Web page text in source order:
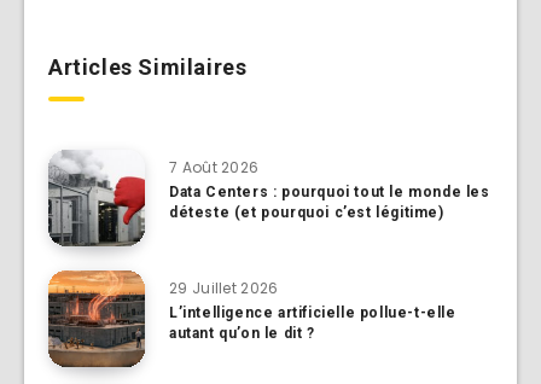
Articles Similaires
7 Août 2026
Data Centers : pourquoi tout le monde les
déteste (et pourquoi c’est légitime)
29 Juillet 2026
L’intelligence artificielle pollue-t-elle
autant qu’on le dit ?